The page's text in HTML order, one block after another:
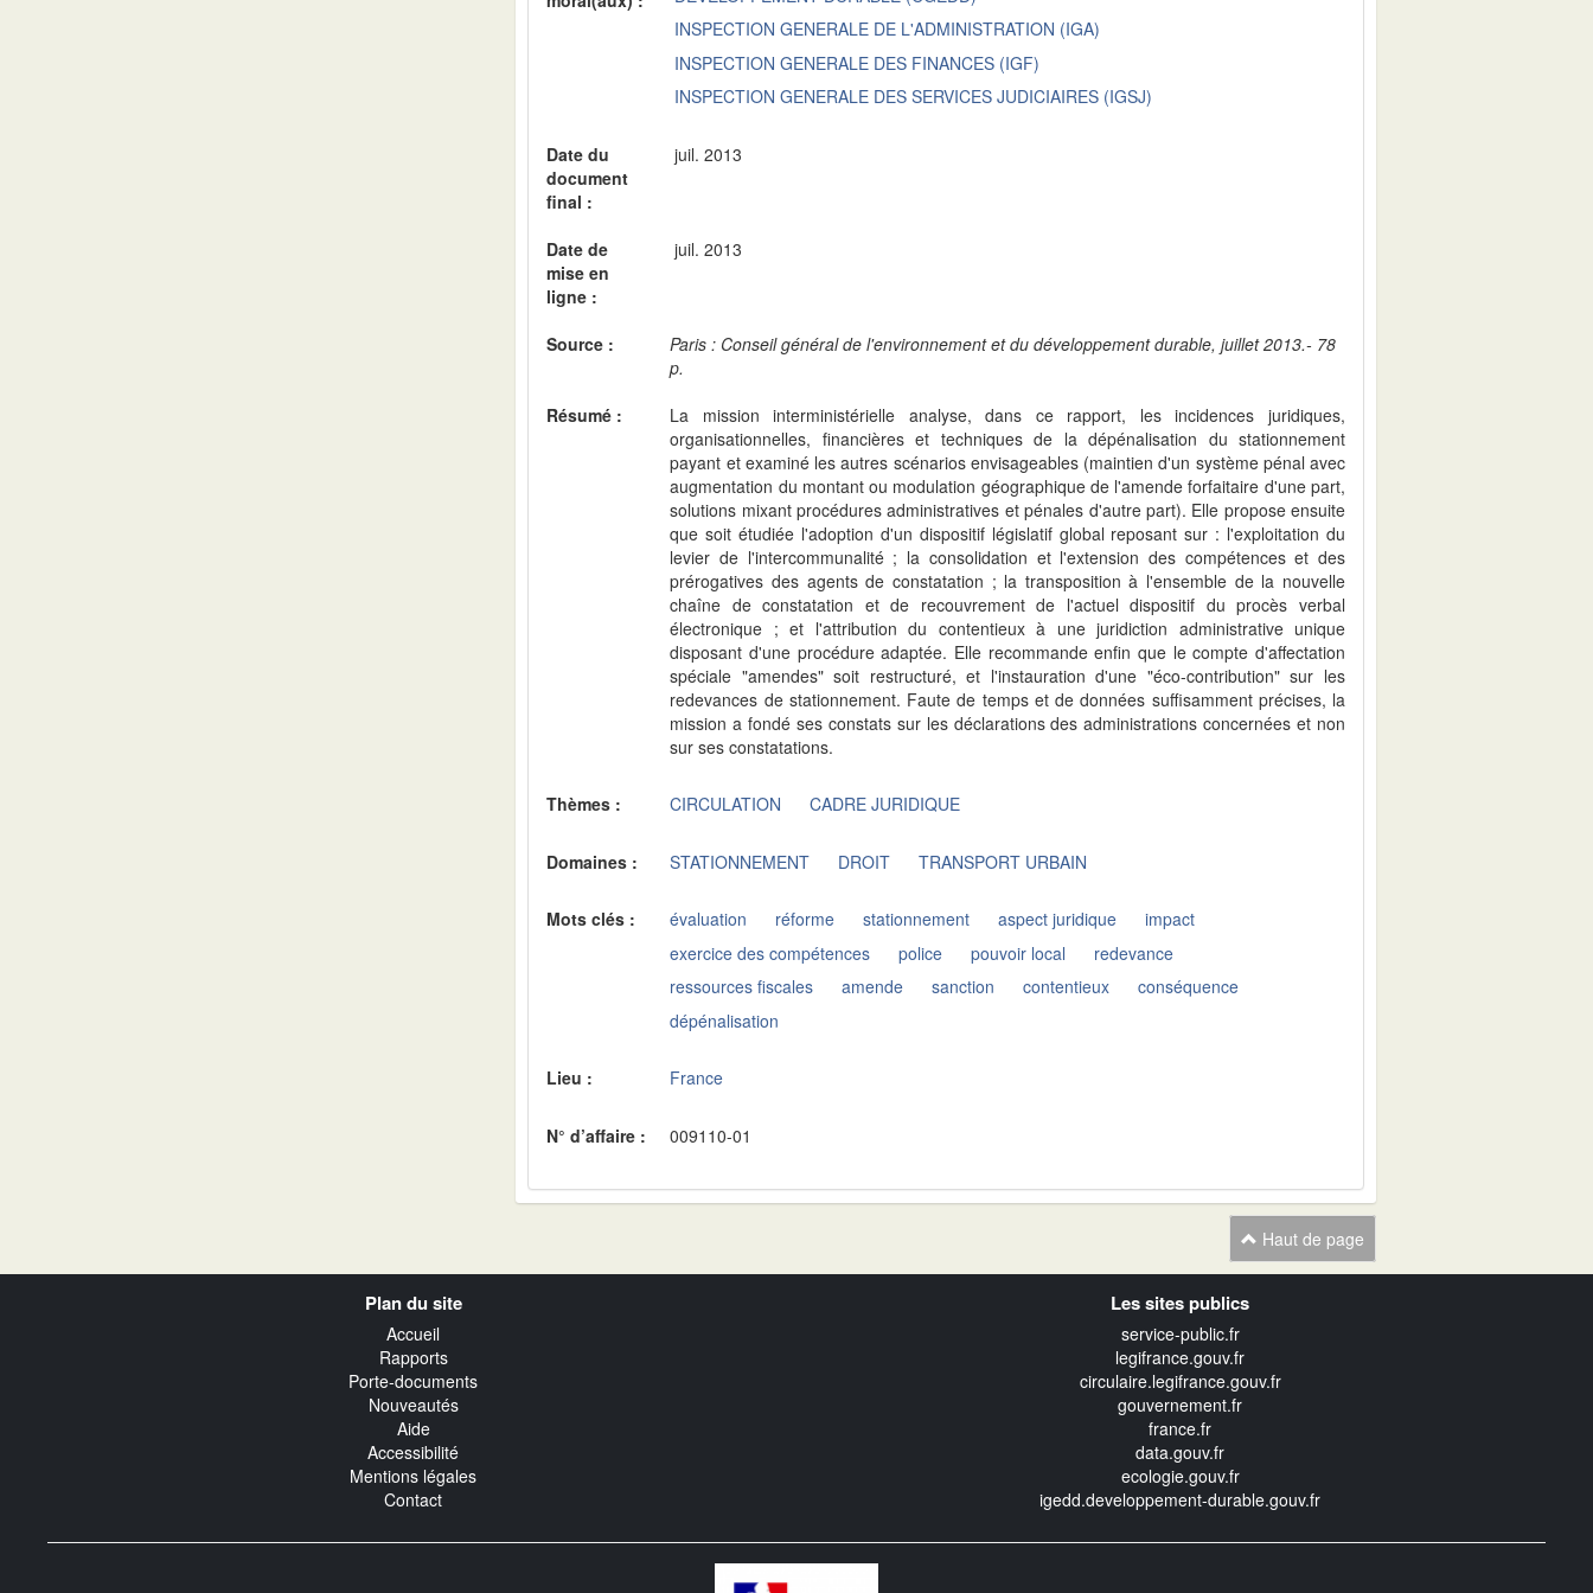
INSPECTION GENERALE DE L'ADMINISTRATION (IGA)
INSPECTION GENERALE DES FINANCES (IGF)
INSPECTION GENERALE DES SERVICES JUDICIAIRES (IGSJ)
Date du
document
final :
juil. 2013
Date de
mise en
ligne :
juil. 2013
Source :
Paris : Conseil général de l'environnement et du développement durable, juillet 2013.- 78
p.
Résumé :
La mission interministérielle analyse, dans ce rapport, les incidences juridiques,
organisationnelles, financières et techniques de la dépénalisation du stationnement
payant et examiné les autres scénarios envisageables (maintien d'un système pénal avec
augmentation du montant ou modulation géographique de l'amende forfaitaire d'une part,
solutions mixant procédures administratives et pénales d'autre part). Elle propose ensuite
que soit étudiée l'adoption d'un dispositif législatif global reposant sur : l'exploitation du
levier de l'intercommunalité ; la consolidation et l'extension des compétences et des
prérogatives des agents de constatation ; la transposition à l'ensemble de la nouvelle
chaîne de constatation et de recouvrement de l'actuel dispositif du procès verbal
électronique ; et l'attribution du contentieux à une juridiction administrative unique
disposant d'une procédure adaptée. Elle recommande enfin que le compte d'affectation
spéciale "amendes" soit restructuré, et l'instauration d'une "éco-contribution" sur les
redevances de stationnement. Faute de temps et de données suffisamment précises, la
mission a fondé ses constats sur les déclarations des administrations concernées et non
sur ses constatations.
Thèmes : CIRCULATION CADRE JURIDIQUE
Domaines : STATIONNEMENT DROIT TRANSPORT URBAIN
Mots clés : évaluation réforme stationnement aspect juridique
impact
exercice des compétences
police pouvoir local
redevance
ressources fiscales
amende sanction contentieux
conséquence
dépénalisation
Lieu : France
N° d’affaire : 009110-01
Haut de page
Plan du site
Accueil
Rapports
Porte-documents
Nouveautés
Aide
Accessibilité
Mentions légales
Contact
Les sites publics
service-public.fr
legifrance.gouv.fr
circulaire.legifrance.gouv.fr
gouvernement.fr
france.fr
data.gouv.fr
ecologie.gouv.fr
igedd.developpement-durable.gouv.fr